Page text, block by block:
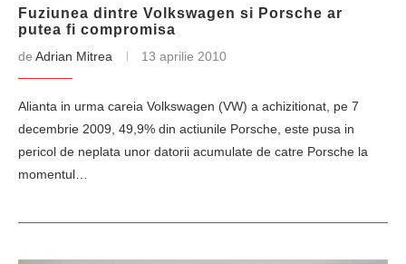
Fuziunea dintre Volkswagen si Porsche ar
putea fi compromisa
de Adrian Mitrea 13 aprilie 2010
Alianta in urma careia Volkswagen (VW) a achizitionat, pe 7
decembrie 2009, 49,9% din actiunile Porsche, este pusa in
pericol de neplata unor datorii acumulate de catre Porsche la
momentul…